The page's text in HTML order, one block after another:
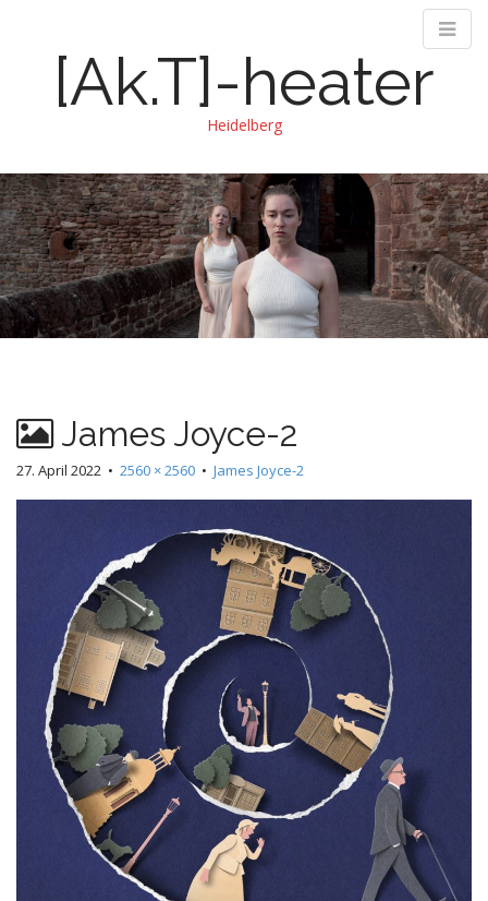
[Ak.T]-heater
Heidelberg
M
a
i
n
m
e
n
k
i
p
t
o
c
o
n
t
James Joyce-2
27. April 2022 • 2560 × 2560 • James Joyce-2